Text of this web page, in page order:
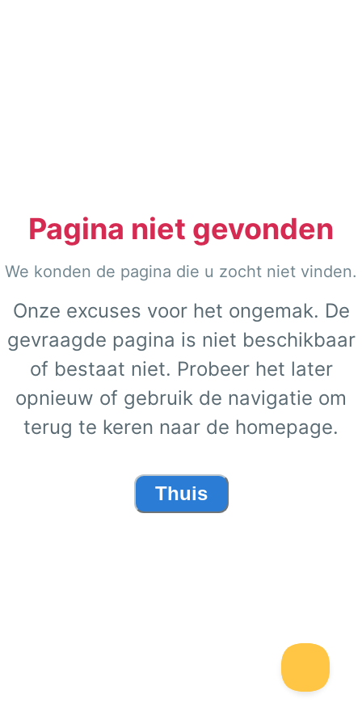
Pagina niet gevonden
We konden de pagina die u zocht niet vinden.
Onze excuses voor het ongemak. De
gevraagde pagina is niet beschikbaar
of bestaat niet. Probeer het later
opnieuw of gebruik de navigatie om
terug te keren naar de homepage.
Thuis